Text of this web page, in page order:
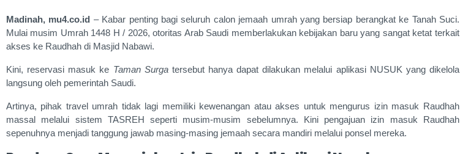
Madinah, mu4.co.id – Kabar penting bagi seluruh calon jemaah umrah yang bersiap berangkat ke Tanah Suci.
Mulai musim Umrah 1448 H / 2026, otoritas Arab Saudi memberlakukan kebijakan baru yang sangat ketat terkait
akses ke Raudhah di Masjid Nabawi.
Kini, reservasi masuk ke Taman Surgatersebut hanya dapat dilakukan melalui aplikasi NUSUK yang dikelola
langsung oleh pemerintah Saudi.
Artinya, pihak travel umrah tidak lagi memiliki kewenangan atau akses untuk mengurus izin masuk Raudhah
massal melalui sistem TASREH seperti musim-musim sebelumnya. Kini pengajuan izin masuk Raudhah
sepenuhnya menjadi tanggung jawab masing-masing jemaah secara mandiri melalui ponsel mereka.